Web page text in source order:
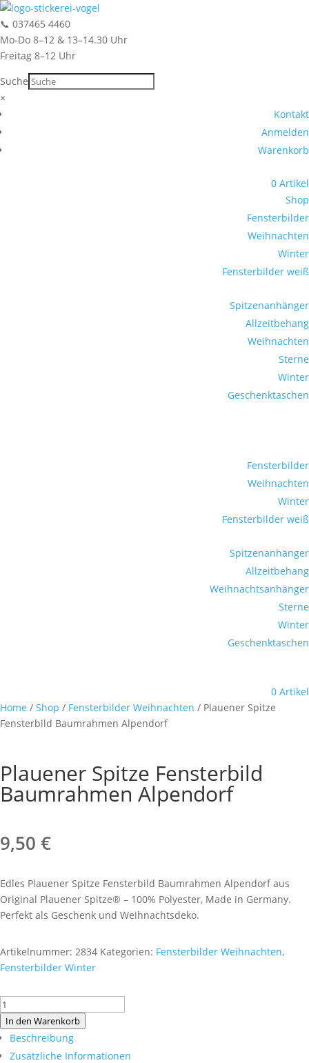
📞 037465 4460
Mo-Do 8–12 & 13–14.30 Uhr
Freitag 8–12 Uhr
Suche
×
Kontakt
Anmelden
Warenkorb
0 Artikel
Shop
Fensterbilder
Weihnachten
Winter
Fensterbilder weiß
Spitzenanhänger
Allzeitbehang
Weihnachten
Sterne
Winter
Geschenktaschen
Fensterbilder
Weihnachten
Winter
Fensterbilder weiß
Spitzenanhänger
Allzeitbehang
Weihnachtsanhänger
Sterne
Winter
Geschenktaschen
0 Artikel
Home / Shop / Fensterbilder Weihnachten / Plauener Spitze
Fensterbild Baumrahmen Alpendorf
Plauener Spitze Fensterbild
Baumrahmen Alpendorf
9,50 €
Edles Plauener Spitze Fensterbild Baumrahmen Alpendorf aus
Original Plauener Spitze® – 100% Polyester, Made in Germany.
Perfekt als Geschenk und Weihnachtsdeko.
Artikelnummer: 2834 Kategorien: Fensterbilder Weihnachten,
Fensterbilder Winter
Plauener
Spitze
Fensterbild
Baumrahmen
In den Warenkorb
Beschreibung
Zusätzliche Informationen